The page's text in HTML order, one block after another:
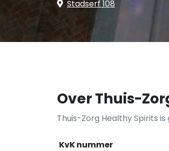
Stadserf 108
Over Thuis-
Thuis-Zorg Healthy Spirits
KvK nummer